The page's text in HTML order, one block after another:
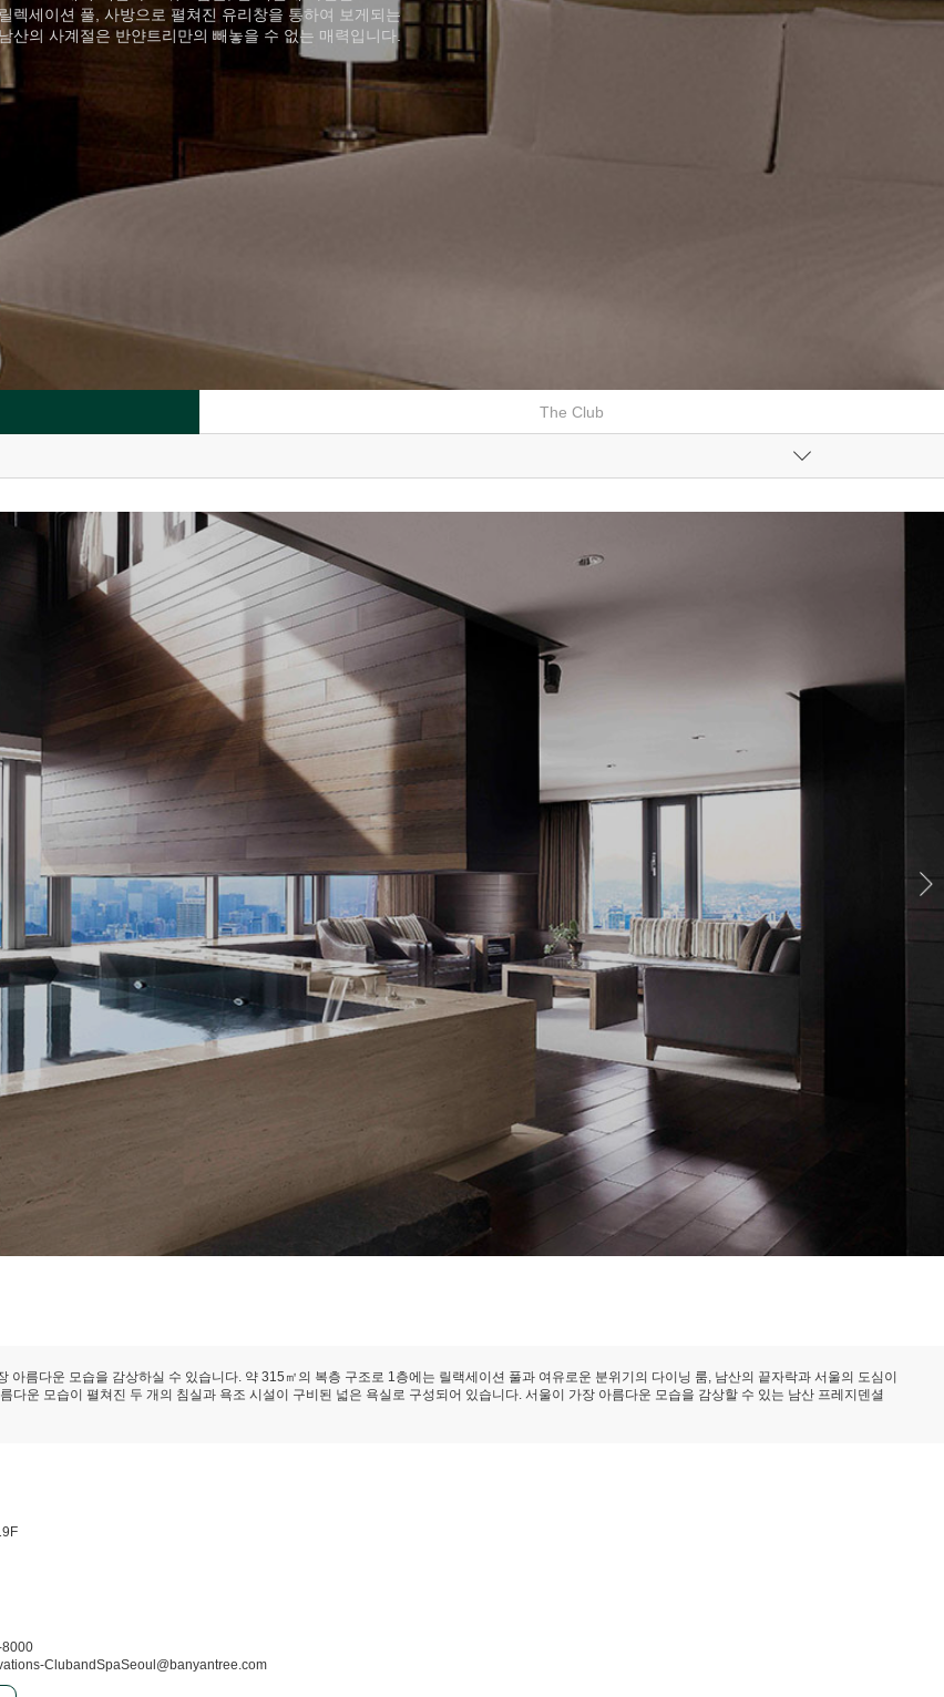
릴렉세이션 풀, 사방으로 펼쳐진 유리창을 통하여 보게되는
남산의 사계절은 반얀트리만의 빼놓을 수 없는 매력입니다.
The Club
름다운 모습을 감상하실 수 있습니다. 약 315㎡의 복층 구조로 1층에는 릴랙세이션 풀과 여유로운 분위기의 다이닝 룸, 남산의 끝자락과 서울의 도심이
운 모습이 펼쳐진 두 개의 침실과 욕조 시설이 구비된 넓은 욕실로 구성되어 있습니다. 서울이 가장 아름다운 모습을 감상할 수 있는 남산 프레지덴셜
8000
ClubandSpaSeoul@banyantree.com